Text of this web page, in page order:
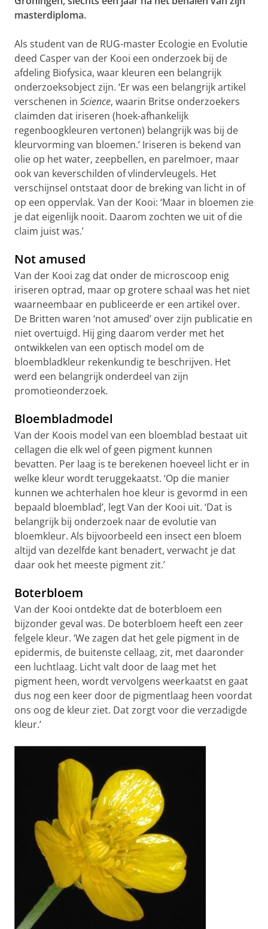
masterdiploma.
Als student van de RUG-master Ecologie en Evolutie
deed Casper van der Kooi een onderzoek bij de
afdeling Biofysica, waar kleuren een belangrijk
onderzoeksobject zijn. ‘Er was een belangrijk artikel
verschenen in Science, waarin Britse onderzoekers
claimden dat iriseren (hoek-afhankelijk
regenboogkleuren vertonen) belangrijk was bij de
kleurvorming van bloemen.’ Iriseren is bekend van
olie op het water, zeepbellen, en parelmoer, maar
ook van keverschilden of vlindervleugels. Het
verschijnsel ontstaat door de breking van licht in of
op een oppervlak. Van der Kooi: ‘Maar in bloemen zie
je dat eigenlijk nooit. Daarom zochten we uit of die
claim juist was.’
Not amused
Van der Kooi zag dat onder de microscoop enig
iriseren optrad, maar op grotere schaal was het niet
waarneembaar en publiceerde er een artikel over.
De Britten waren ‘not amused’ over zijn publicatie en
niet overtuigd. Hij ging daarom verder met het
ontwikkelen van een optisch model om de
bloembladkleur rekenkundig te beschrijven. Het
werd een belangrijk onderdeel van zijn
promotieonderzoek.
Bloembladmodel
Van der Koois model van een bloemblad bestaat uit
cellagen die elk wel of geen pigment kunnen
bevatten. Per laag is te berekenen hoeveel licht er in
welke kleur wordt teruggekaatst. ‘Op die manier
kunnen we achterhalen hoe kleur is gevormd in een
bepaald bloemblad’, legt Van der Kooi uit. ‘Dat is
belangrijk bij onderzoek naar de evolutie van
bloemkleur. Als bijvoorbeeld een insect een bloem
altijd van dezelfde kant benadert, verwacht je dat
daar ook het meeste pigment zit.’
Boterbloem
Van der Kooi ontdekte dat de boterbloem een
bijzonder geval was. De boterbloem heeft een zeer
felgele kleur. ‘We zagen dat het gele pigment in de
epidermis, de buitenste cellaag, zit, met daaronder
een luchtlaag. Licht valt door de laag met het
pigment heen, wordt vervolgens weerkaatst en gaat
dus nog een keer door de pigmentlaag heen voordat
ons oog de kleur ziet. Dat zorgt voor die verzadigde
kleur.’